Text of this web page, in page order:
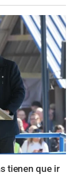
tienen que ir